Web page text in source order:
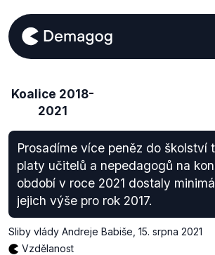
Koalice 2018-
2021
Prosadíme více peněz do školství
platy učitelů a nepedagogů na
období v roce 2021 dostaly
jejich výše pro rok 2017.
Sliby vlády Andreje Babiše 15. srpna 2021
Vzdělanost